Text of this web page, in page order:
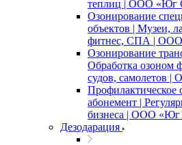
теплиц | ООО «Юг
Озонирование
объектов | Музеи,
фитнес, СПА |
Озонирование
Обработка озоном
судов, самолетов
Профилактическое
абонемент |
бизнеса | ООО
Дезодарация